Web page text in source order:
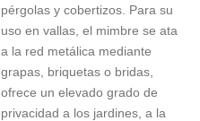
pérgolas y cobertizos. Para su
uso en vallas, el mimbre se ata
a la red metálica mediante
grapas, briquetas o bridas,
ofrece un elevado grado de
privacidad a los jardines, a la